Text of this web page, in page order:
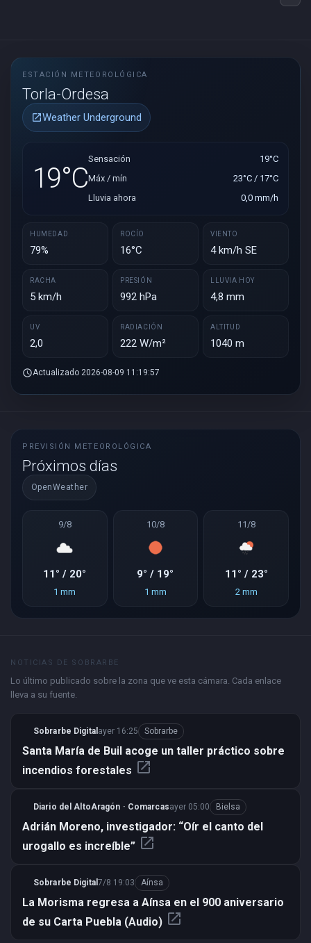
ESTACIÓN METEOROLÓGICA
Torla-Ordesa
open_in_newWeather Underground
19°C
Sensación
19°C
Máx / mín
23°C / 17°C
Lluvia ahora
0,0 mm/h
HUMEDAD
79%
ROCÍO
16°C
VIENTO
4 km/h SE
RACHA
5 km/h
PRESIÓN
992 hPa
LLUVIA HOY
4,8 mm
UV
2,0
RADIACIÓN
222 W/m²
ALTITUD
1040 m
scheduleActualizado 2026-08-09 11:19:57
PREVISIÓN METEOROLÓGICA
Próximos días
OpenWeather
9/8
11° / 20°
1 mm
10/8
9° / 19°
1 mm
11/8
11° / 23°
2 mm
NOTICIAS DE SOBRARBE
Lo último publicado sobre la zona que ve esta cámara. Cada enlace
lleva a su fuente.
Sobrarbe Digital ayer 16:25 Sobrarbe
Santa María de Buil acoge un taller práctico sobre
incendios forestales open_in_new
Diario del AltoAragón · Comarcasayer 05:00 Bielsa
Adrián Moreno, investigador: “Oír el canto del
urogallo es increíble” open_in_new
Sobrarbe Digital 7/8 19:03 Aínsa
La Morisma regresa a Aínsa en el 900 aniversario
de su Carta Puebla (Audio) open_in_new